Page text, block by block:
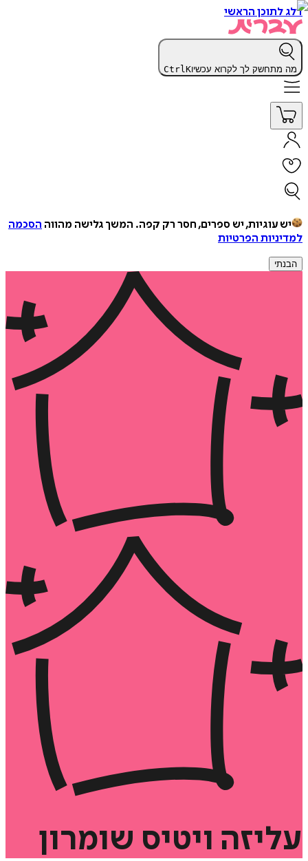
דלג לתוכן הראשי
מה מתחשק לך לקרוא עכשיו CtrlK
יש עוגיות, יש ספרים, חסר רק קפה. המשך גלישה מהווה הסכמה
למדיניות הפרטיות
הבנתי
עליזה ויטיס שומרון